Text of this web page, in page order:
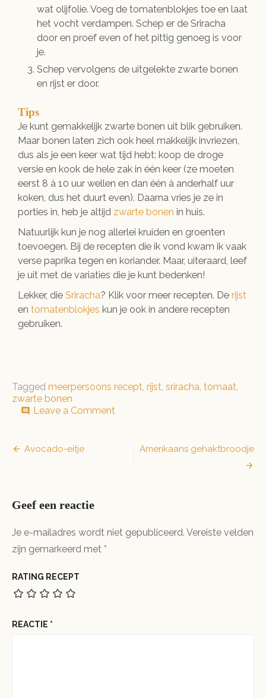
wat olijfolie. Voeg de tomatenblokjes toe en laat
het vocht verdampen. Schep er de Sriracha
door en proef even of het pittig genoeg is voor
je.
Schep vervolgens de uitgelekte zwarte bonen
en rijst er door.
Tips
Je kunt gemakkelijk zwarte bonen uit blik gebruiken.
Maar bonen laten zich ook heel makkelijk invriezen,
dus als je een keer wat tijd hebt: koop de droge
versie en kook de hele zak in één keer (ze moeten
eerst 8 à 10 uur wellen en dan één à anderhalf uur
koken, dus het duurt even). Daarna vries je ze in
porties in, heb je altijd zwarte bonen in huis.
Natuurlijk kun je nog allerlei kruiden en groenten
toevoegen. Bij de recepten die ik vond kwam ik vaak
verse paprika tegen en koriander. Maar, uiteraard, leef
je uit met de variaties die je kunt bedenken!
Lekker, die Sriracha? Klik voor meer recepten. De rijst
en tomatenblokjes kun je ook in andere recepten
gebruiken.
Tagged meerpersoons recept, rijst, sriracha, tomaat,
zwarte bonen
comment Leave a Comment
Bericht
Avocado-eitje Amerikaans gehaktbroodje
Geef een reactie
Je e-mailadres wordt niet gepubliceerd. Vereiste velden
zijn gemarkeerd met *
RATING RECEPT
REACTIE *